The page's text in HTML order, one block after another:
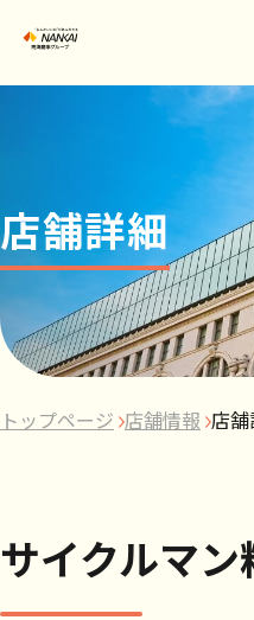
店舗詳細
トップページ 店舗情報 店
サイクルマン